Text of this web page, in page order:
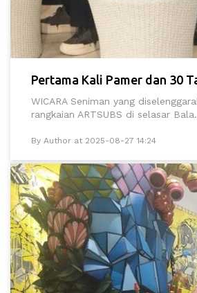
Pertama Kali Pamer dan 30
WICARA Seniman yang
rangkaian ARTSUBS di selasar
By Author at 2025-08-27 14:24